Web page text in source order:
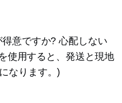
意ですか? 心配しない
使用すると、発送と現地
なります。)